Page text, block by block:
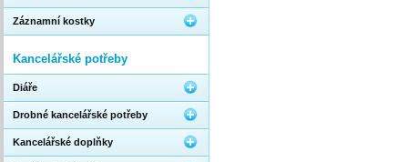
Záznamní kostky
Kancelářské potřeby
Diáře
Drobné kancelářské potřeby
Kancelářské doplňky